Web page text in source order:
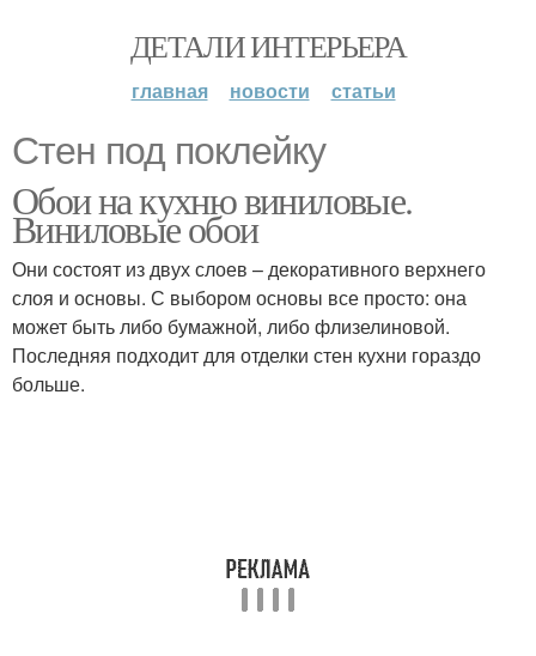
ДЕТАЛИ ИНТЕРЬЕРА
главная новости статьи
Стен под поклейку
Обои на кухню виниловые.
Виниловые обои
Они состоят из двух слоев – декоративного верхнего
слоя и основы. С выбором основы все просто: она
может быть либо бумажной, либо флизелиновой.
Последняя подходит для отделки стен кухни гораздо
больше.